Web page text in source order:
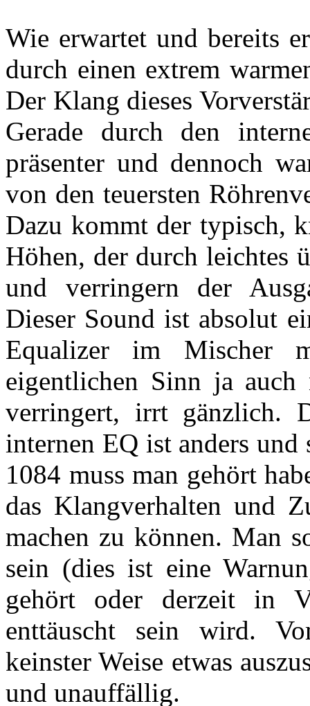
Wie erwartet und bereits
durch einen extrem
Der Klang dieses
Gerade durch den
präsenter und dennoch
von den teuersten
Dazu kommt der typisch,
Höhen, der durch leichtes
und verringern der
Dieser Sound ist absolut
Equalizer im Mischer
eigentlichen Sinn ja auch
verringert, irrt gänzlich.
internen EQ ist anders
1084 muss man gehört
das Klangverhalten und
machen zu können. Man
sein (dies ist eine
gehört oder derzeit in
enttäuscht sein wird.
keinster Weise etwas
und unauffällig.